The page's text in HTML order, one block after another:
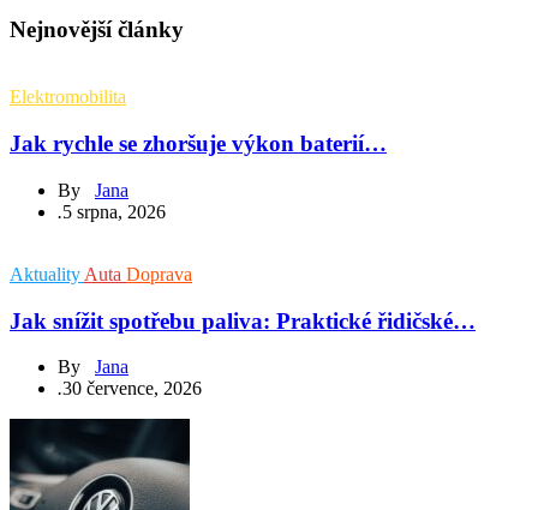
Nejnovější články
Elektromobilita
Jak rychle se zhoršuje výkon baterií…
By Jana
.5 srpna, 2026
Aktuality Auta Doprava
Jak snížit spotřebu paliva: Praktické řidičské…
By Jana
.30 července, 2026